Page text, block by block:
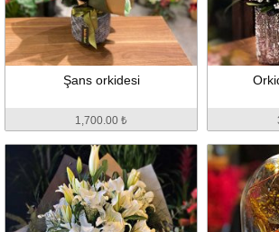
Şans orkidesi
1,700.00 ₺